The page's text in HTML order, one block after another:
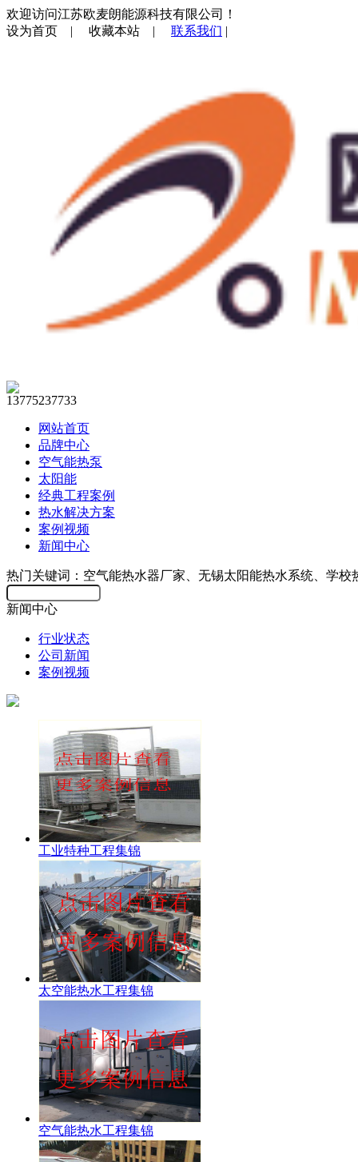
欢迎访问江苏欧麦朗能源科技有限公司！
设为首页 | 收藏本站 | 联系我们 |
13775237733
网站首页
品牌中心
空气能热泵
太阳能
经典工程案例
热水解决方案
案例视频
新闻中心
热门关键词：空气能热水器厂家、无锡太阳能热水系统、学校
新闻中心
行业状态
公司新闻
案例视频
工业特种工程集锦
太空能热水工程集锦
空气能热水工程集锦